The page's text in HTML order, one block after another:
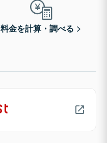
料金を計算・調べる